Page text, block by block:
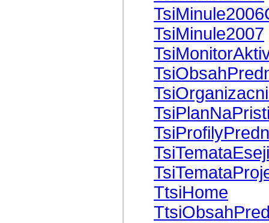
TsiMinule2007
TsiTemataEseji
TtsiHome